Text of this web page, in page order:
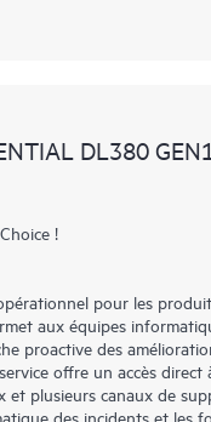
DL380
!
pour les
aux équipes
proactive des
offre un accès direct
et plusieurs canaux de
des incidents et les